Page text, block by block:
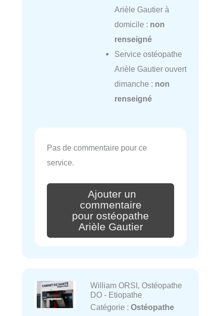
Arièle Gautier à
domicile : non
renseigné
Service ostéopathe
Arièle Gautier ouvert
dimanche : non
renseigné
Pas de commentaire pour ce
service.
Ajouter un
commentaire
pour ostéopathe
Arièle Gautier
William ORSI, Ostéopathe
DO - Etiopathe
Catégorie : Ostéopathe